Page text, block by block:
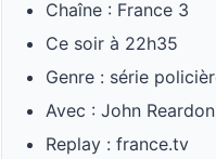
Chaîne : France 3
Ce soir à 22h35
Genre : série
Avec : John
Replay : france.tv